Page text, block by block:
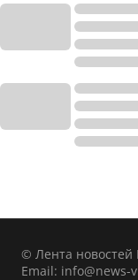
© Лента новостей
Email: info@news-